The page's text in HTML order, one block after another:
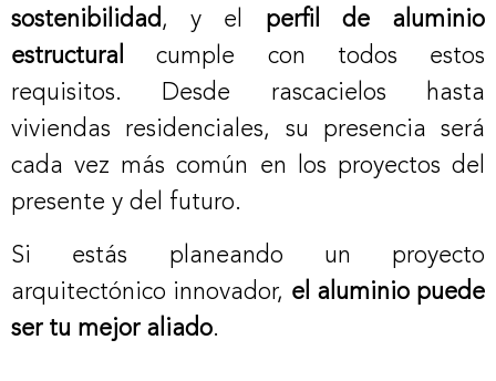
sostenibilidad, y el perfil de aluminio
estructural cumple con todos estos
requisitos. Desde rascacielos hasta
viviendas residenciales, su presencia será
cada vez más común en los proyectos del
presente y del futuro.
Si estás planeando un proyecto
arquitectónico innovador, el aluminio puede
ser tu mejor aliado.